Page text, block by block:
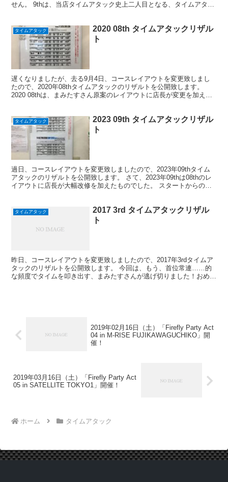
せん。 9thは、当店タイムアタック史上二人目となる、タイムアタッ
タイムアタック
2020 08th タイムアタックリザル
ト
遅くなりましたが、去る9月4日、コースレイアウトを変更致しまし
たので、2020年08thタイムアタックのリザルトを公開致します。
2020 08thは、まみたすさん原案のレイアウトに店長が変更を加えた
タイムアタック
2023 09th タイムアタックリザル
ト
過日、コースレイアウトを変更致しましたので、2023年09thタイム
アタックのリザルトを公開致します。 さて、2023年09thは08thのレ
イアウトに店長が大幅改修を加えたものでした。 スタートからのフ
タイムアタック
2017 3rd タイムアタックリザル
ト
昨日、コースレイアウトを変更致しましたので、2017年3rdタイムア
タックのリザルトを公開致します。 今回は、もう、首位常連……的
な頻度でタイムを叩き出す、まみたすさんが逃げ切りました！おめで
2019年02月16日（土）「Firefly Party Act
04 in M-RISE FUJIKAWAGUCHIKO」開
催！
2019年03月16日（土）「Firefly Party Act
05 in SATELLITE TOKYO1」開催！
ホーム タイムアタック